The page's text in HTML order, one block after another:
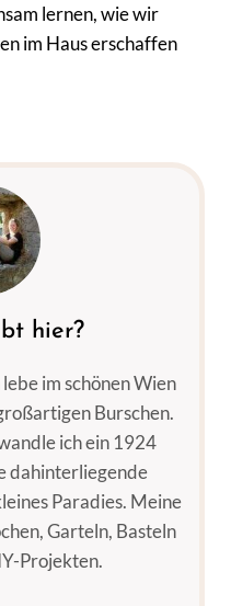
lernen, wie wir
im Haus erschaffen
hier?
im schönen Wien
Burschen.
ich ein 1924
dahinterliegende
Paradies. Meine
Garteln, Basteln
Projekten.